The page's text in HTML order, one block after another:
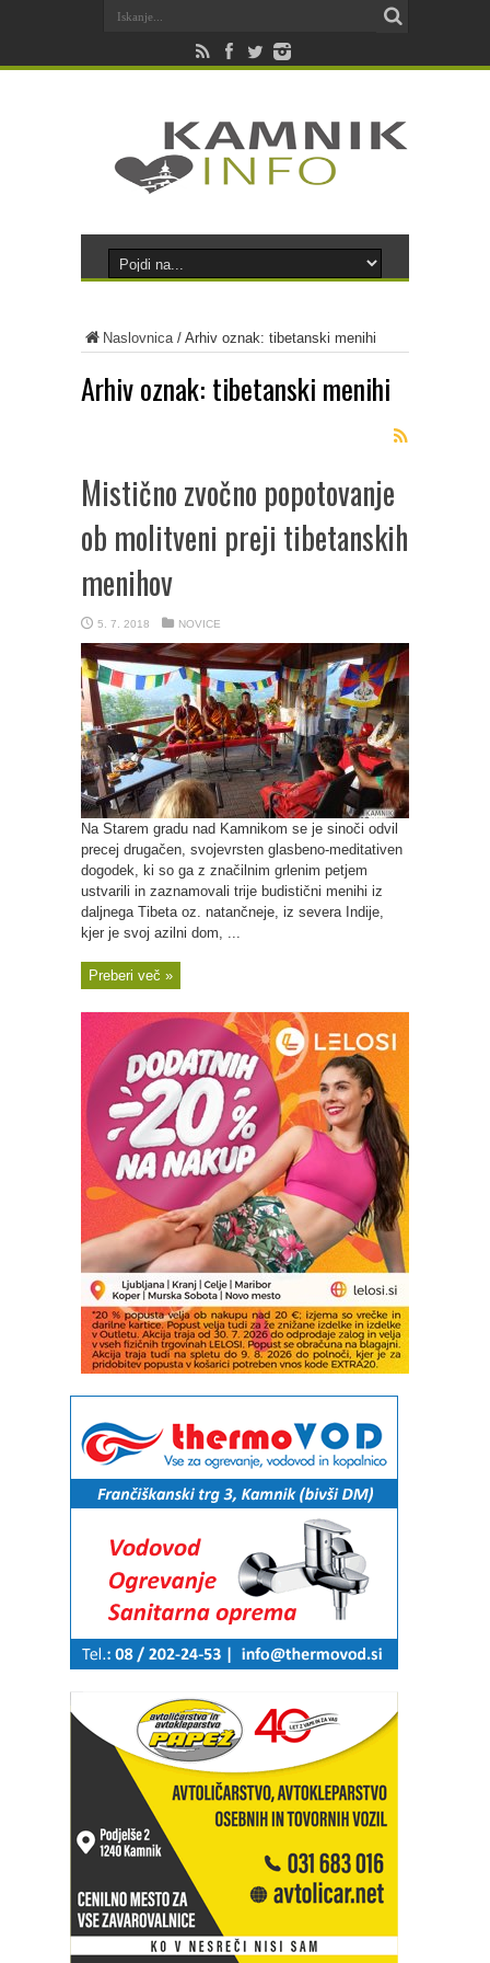
Naslovnica/ Arhiv oznak: tibetanski menihi
Arhiv oznak: tibetanski menihi
Mistično zvočno popotovanje
ob molitveni preji tibetanskih
menihov
5. 7. 2018 NOVICE
Na Starem gradu nad Kamnikom se je sinoči odvil
precej drugačen, svojevrsten glasbeno-meditativen
dogodek, ki so ga z značilnim grlenim petjem
ustvarili in zaznamovali trije budistični menihi iz
daljnega Tibeta oz. natančneje, iz severa Indije,
kjer je svoj azilni dom, ...
Preberi več »